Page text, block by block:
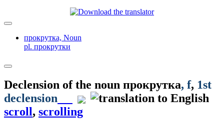
прокрутка, Noun
pl. прокрутки
Declension of the noun прокрутка, f, 1st
declension
scroll, scrolling